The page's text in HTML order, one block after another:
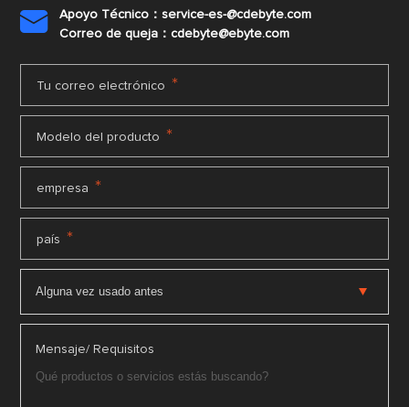

Apoyo Técnico：service-es-@cdebyte.com
Correo de queja：cdebyte@ebyte.com
Tu correo electrónico *
Modelo del producto *
empresa *
país *
Mensaje/ Requisitos